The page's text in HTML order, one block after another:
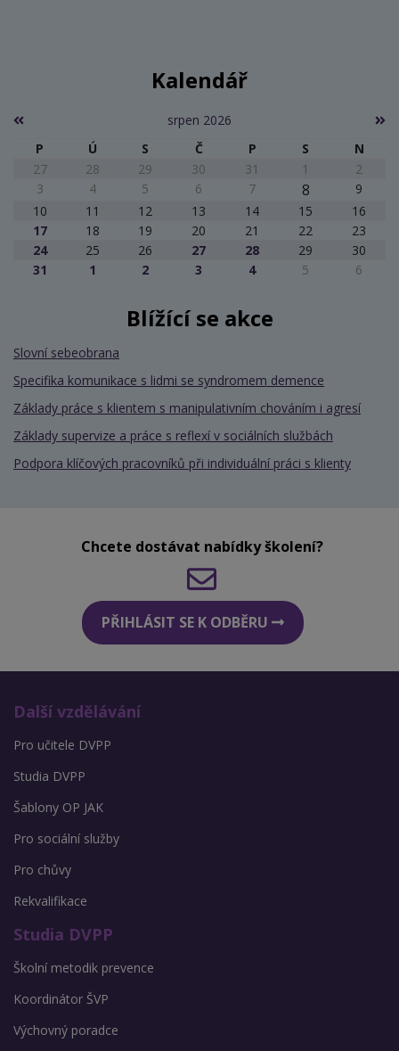
Kalendář
srpen 2026
P
Ú S Č P S
N
27
28 29 30 31 1
2
3
4 5 6 7 8
9
10
11 12 13 14 15
16
17
18 19 20 21 22
23
24
25 26 27 28 29
30
31
1 2 3 4 5 6
Blížící se akce
Slovní sebeobrana
Specifika komunikace s lidmi se syndromem demence
Základy práce s klientem s manipulativním chováním i agresí
Základy supervize a práce s reflexí v sociálních službách
Podpora klíčových pracovníků při individuální práci s klienty
Chcete dostávat nabídky školení?
PŘIHLÁSIT SE K ODBĚRU
Další vzdělávání
Pro učitele DVPP
Studia DVPP
Šablony OP JAK
Pro sociální služby
Pro chůvy
Rekvalifikace
Studia DVPP
Školní metodik prevence
Koordinátor ŠVP
Výchovný poradce